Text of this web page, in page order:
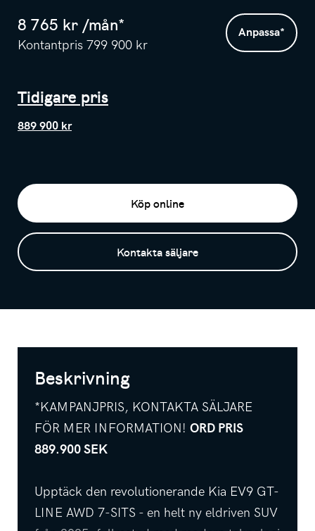
Tidigare pris
889 900 kr
8 765 kr /mån*
Kontantpris 799 900 kr
Anpassa*
Köp online
Kontakta säljare
Beskrivning
*KAMPANJPRIS, KONTAKTA SÄLJARE
FÖR MER INFORMATION! ORD PRIS
889.900 SEK
Upptäck den revolutionerande Kia EV9 GT-
LINE AWD 7-SITS - en helt ny eldriven SUV